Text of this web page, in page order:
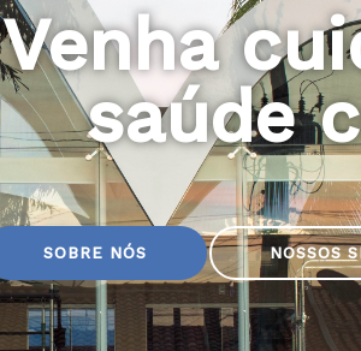
Venha
saúde
SOBRE NÓS NOSSOS